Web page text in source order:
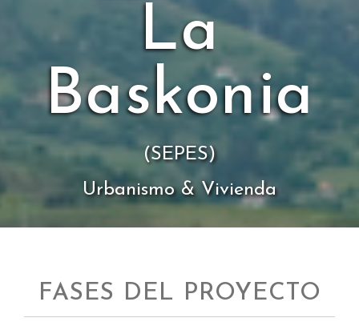
La
Baskonia
(SEPES)
Urbanismo & Vivienda
FASES DEL PROYECTO